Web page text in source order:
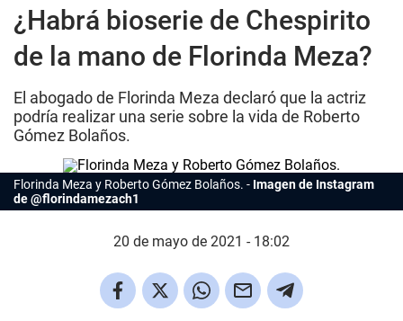
¿Habrá bioserie de Chespirito
de la mano de Florinda Meza?
El abogado de Florinda Meza declaró que la actriz
podría realizar una serie sobre la vida de Roberto
Gómez Bolaños.
Florinda Meza y Roberto Gómez Bolaños.
Imagen de Instagram
de @florindamezach1
20 de mayo de 2021 - 18:02